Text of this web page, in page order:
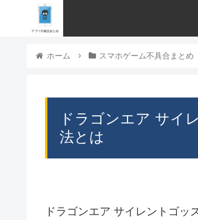
ホーム スマホゲーム不具合まとめ
ドラゴンエア サイ
法とは
ドラゴンエア サイレントゴ